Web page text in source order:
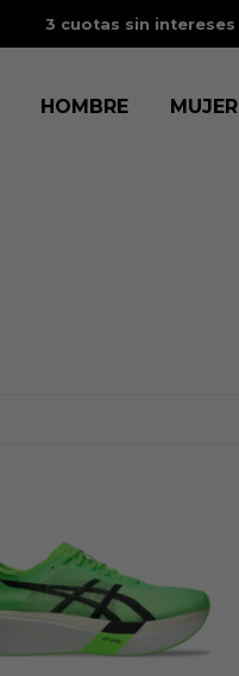
3 cuotas sin intereses
HOMBRE MUJER